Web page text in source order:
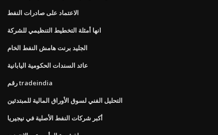
الاعتماد على صادرات النفط
انها أمثلة التخطيط التنظيمي للشركة
الجليد برنت هامش النفط الخام
عائد السندات الحكومية اليابانية
رقم tradeindia
التحليل الفني لسوق الأوراق المالية للمبتدئين
أكبر شركات النفط الأصلية في نيجيريا